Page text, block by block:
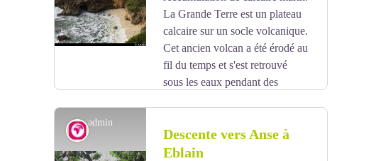
La Grande Terre est un plateau
calcaire sur un socle volcanique.
Cet ancien volcan a été érodé au
fil du temps et s'est retrouvé
sous les eaux pendant des
calcaire de coraux et de coquillages s'est formé. Lors
de la tectonique des plaques, la Grande Terre a surgi
des eaux.
admin
Géologie
Descente vers Anse à
Eblain